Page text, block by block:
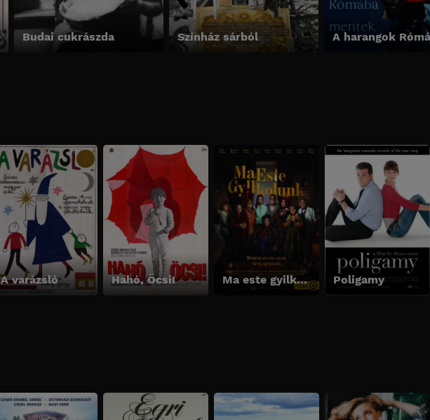
Budai cukrászda Színház sárból
A varázsló Hahó, Öcsi! Ma este gyilkolunk Poligamy